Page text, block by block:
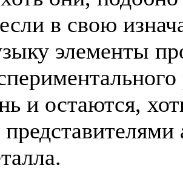
в свою
элементы
и остаются,